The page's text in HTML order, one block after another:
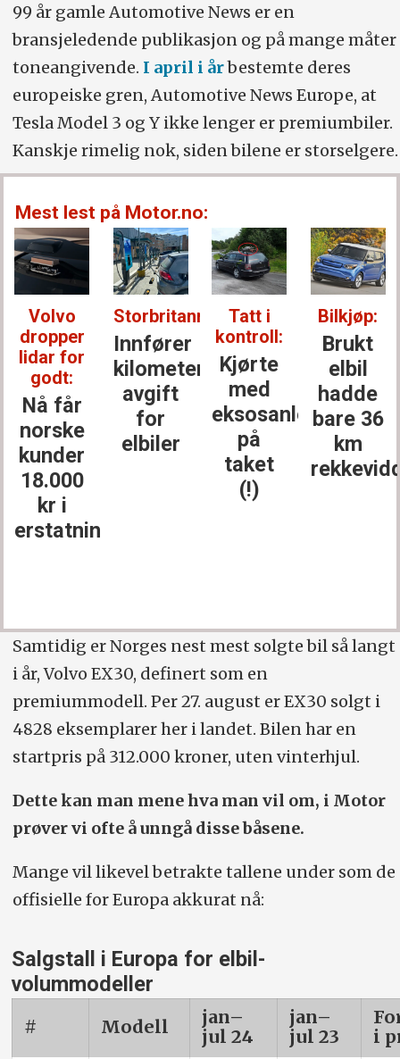
99 år gamle Automotive News er en
bransjeledende publikasjon og på mange måter
toneangivende. I april i årbestemte deres
europeiske gren, Automotive News Europe, at
Tesla Model 3 og Y ikke lenger er premiumbiler.
Kanskje rimelig nok, siden bilene er storselgere.
Mest lest på Motor.no:
Volvo
dropper
lidar for
godt:
Nå får
norske
kunder
18.000
kr i
erstatning
Storbritannia:
Innfører
kilometer­
avgift
for
elbiler
Tatt i
kontroll:
Kjørte
med
eksosanlegget
på
taket
(!)
Bilkjøp:
Brukt
elbil
hadde
bare 36
km
Samtidig er Norges nest mest solgte bil så langt
i år, Volvo EX30, definert som en
premiummodell. Per 27. august er EX30 solgt i
4828 eksemplarer her i landet. Bilen har en
startpris på 312.000 kroner, uten vinterhjul.
Dette kan man mene hva man vil om, i Motor
prøver vi ofte å unngå disse båsene.
Mange vil likevel betrakte tallene under som de
offisielle for Europa akkurat nå:
Salgstall i Europa for elbil-
volummodeller
# Modell
jan–
jul 24
jan–
jul 23
i